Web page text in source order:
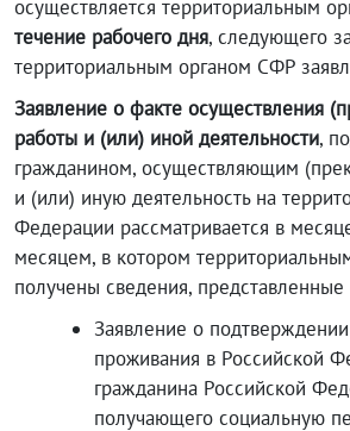
осуществляется территориальным
течение рабочего дня, следующего
территориальным органом СФР
Заявление о факте осуществления
работы и (или) иной деятельности,
гражданином, осуществляющим
и (или) иную деятельность на
Федерации рассматривается в
месяцем, в котором
получены сведения, представленные
Заявление о
проживания в Российской
гражданина Российской
получающего социальную